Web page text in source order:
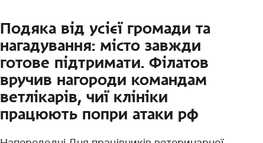
Подяка від усієї громади та
нагадування: місто завжди
готове підтримати. Філатов
вручив нагороди командам
ветлікарів, чиї клініки
працюють попри атаки рф